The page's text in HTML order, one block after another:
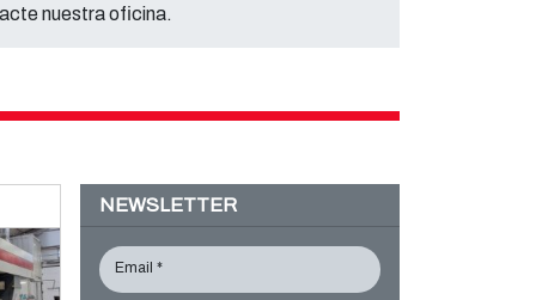
nuestra oficina.
NEWSLETTER
Email *